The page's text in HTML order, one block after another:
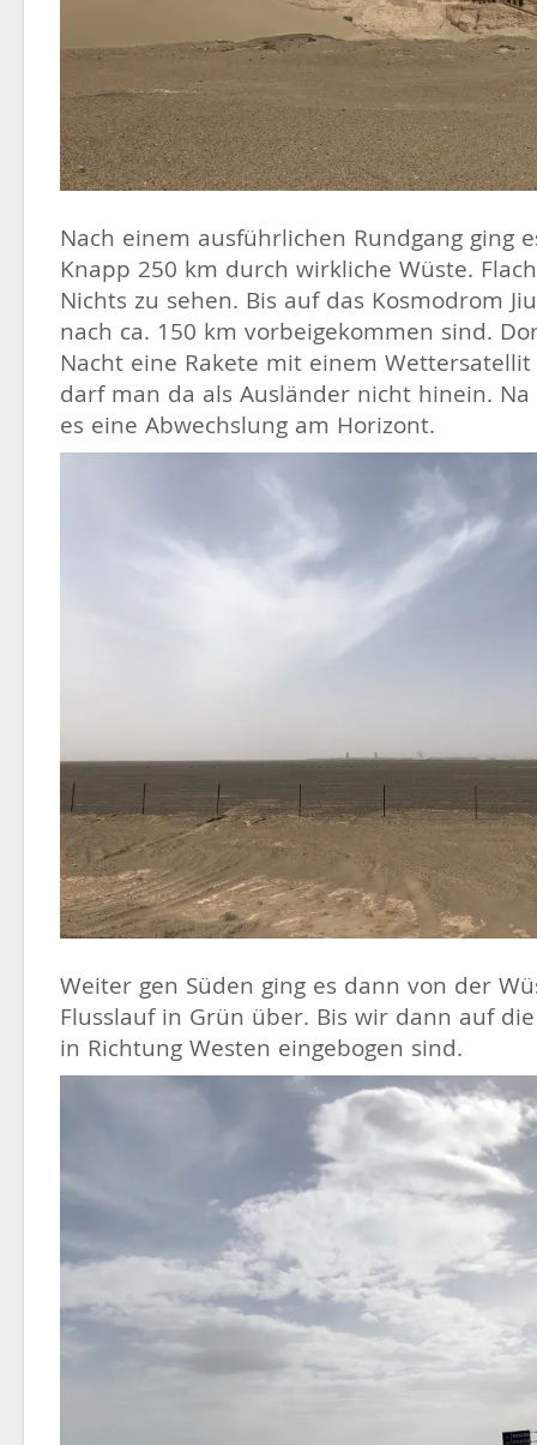
Nach einem ausführlichen Rundgang ging
Knapp 250 km durch wirkliche Wüste.
Nichts zu sehen. Bis auf das Kosmodrom
nach ca. 150 km vorbeigekommen sind.
Nacht eine Rakete mit einem
darf man da als Ausländer nicht hinein.
es eine Abwechslung am Horizont.
Weiter gen Süden ging es dann von der
Flusslauf in Grün über. Bis wir dann auf
in Richtung Westen eingebogen sind.